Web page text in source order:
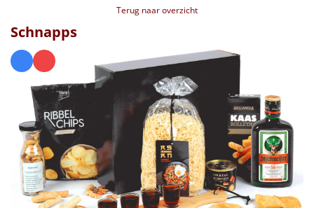
€40 tot €45
€45 tot €50
€50 tot €55
€55 tot €75
€75 tot €100
Terug naar overzicht
Schnapps